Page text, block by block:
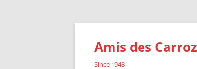
Aller
contenu
Amis des Carroz
Since 1948